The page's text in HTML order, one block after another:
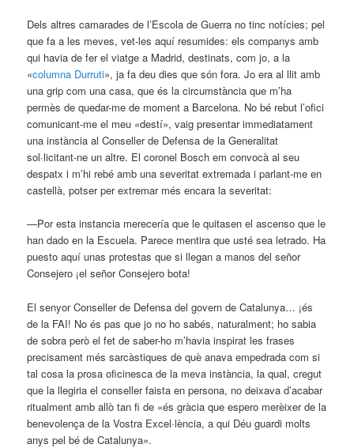
Dels altres camarades de l’Escola de Guerra no tinc notícies; pel
que fa a les meves, vet-les aquí resumides: els companys amb
qui havia de fer el viatge a Madrid, destinats, com jo, a la
«columna Durruti», ja fa deu dies que són fora. Jo era al llit amb
una grip com una casa, que és la circumstància que m’ha
permès de quedar-me de moment a Barcelona. No bé rebut l’ofici
comunicant-me el meu «destí», vaig presentar immediatament
una instància al Conseller de Defensa de la Generalitat
sol·licitant-ne un altre. El coronel Bosch em convocà al seu
despatx i m’hi rebé amb una severitat extremada i parlant-me en
castellà, potser per extremar més encara la severitat:
—Por esta instancia merecería que le quitasen el ascenso que le
han dado en la Escuela. Parece mentira que usté sea letrado. Ha
puesto aquí unas protestas que si llegan a manos del señor
Consejero ¡el señor Consejero bota!
El senyor Conseller de Defensa del govern de Catalunya… ¡és
de la FAI! No és pas que jo no ho sabés, naturalment; ho sabia
de sobra però el fet de saber-ho m’havia inspirat les frases
precisament més sarcàstiques de què anava empedrada com si
tal cosa la prosa oficinesca de la meva instància, la qual, cregut
que la llegiria el conseller faista en persona, no deixava d’acabar
ritualment amb allò tan fi de «és gràcia que espero merèixer de la
benevolença de la Vostra Excel·lència, a qui Déu guardi molts
anys pel bé de Catalunya».